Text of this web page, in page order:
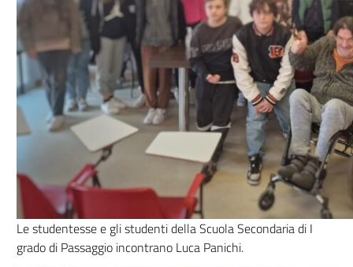
Le studentesse e gli studenti della Scuola Secondaria di I
grado di Passaggio incontrano Luca Panichi.